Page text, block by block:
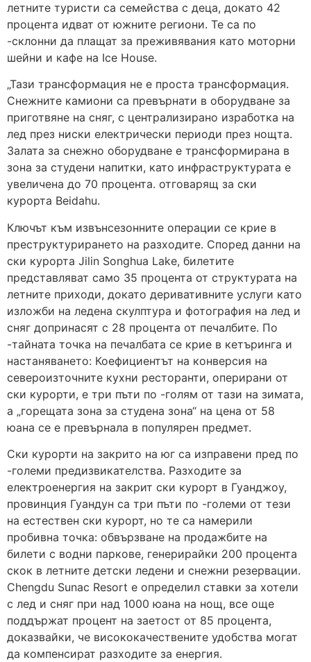
летните туристи са семейства с деца, докато 42
процента идват от южните региони. Те са по
-склонни да плащат за преживявания като моторни
шейни и кафе на Ice House.
„Тази трансформация не е проста трансформация.
Снежните камиони са превърнати в оборудване за
приготвяне на сняг, с централизирано изработка на
лед през ниски електрически периоди през нощта.
Залата за снежно оборудване е трансформирана в
зона за студени напитки, като инфраструктурата е
увеличена до 70 процента. отговарящ за ски
курорта Beidahu.
Ключът към извънсезонните операции се крие в
преструктурирането на разходите. Според данни на
ски курорта Jilin Songhua Lake, билетите
представляват само 35 процента от структурата на
летните приходи, докато деривативните услуги като
изложби на ледена скулптура и фотография на лед и
сняг допринасят с 28 процента от печалбите. По
-тайната точка на печалбата се крие в кетъринга и
настаняването: Коефициентът на конверсия на
североизточните кухни ресторанти, оперирани от
ски курорти, е три пъти по -голям от тази на зимата,
а „горещата зона за студена зона“ на цена от 58
юана се е превърнала в популярен предмет.
Ски курорти на закрито на юг са изправени пред по
-големи предизвикателства. Разходите за
електроенергия на закрит ски курорт в Гуанджоу,
провинция Гуандун са три пъти по -големи от тези
на естествен ски курорт, но те са намерили
пробивна точка: обвързване на продажбите на
билети с водни паркове, генерирайки 200 процента
скок в летните детски ледени и снежни резервации.
Chengdu Sunac Resort е определил ставки за хотели
с лед и сняг при над 1000 юана на нощ, все още
поддържат процент на заетост от 85 процента,
доказвайки, че висококачествените удобства могат
да компенсират разходите за енергия.